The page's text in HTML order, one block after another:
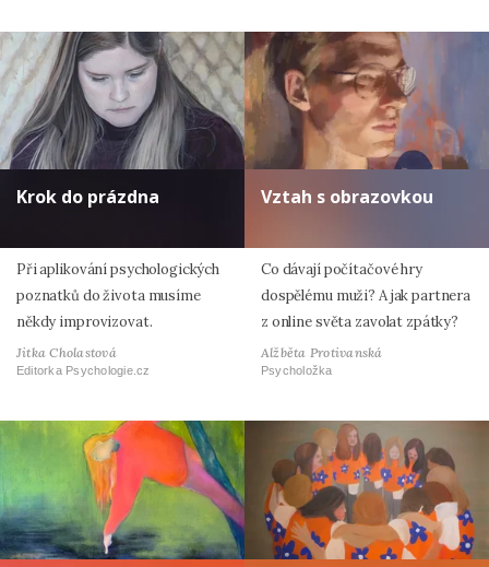
Krok do prázdna
Při aplikování psychologických
poznatků do života musíme
někdy improvizovat.
Jitka Cholastová
Editorka Psychologie.cz
Vztah s obrazovkou
Co dávají počítačové hry
dospělému muži? A jak partnera
z online světa zavolat zpátky?
Alžběta Protivanská
Psycholožka